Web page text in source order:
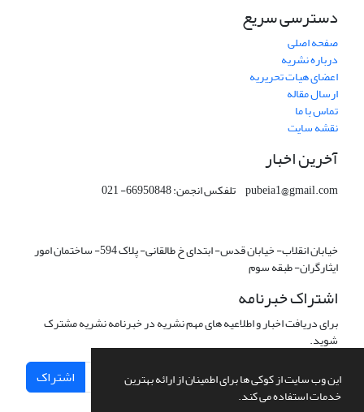
این وب سایت از کوکی ها برای اطمینان از ارائه بهترین
خدمات استفاده می کند.
دسترسی سریع
صفحه اصلی
درباره نشریه
اعضای هیات تحریریه
ارسال مقاله
تماس با ما
نقشه سایت
آخرین اخبار
pubeia1@gmail.com تلفکس انجمن: 66950848- 021
خیابان انقلاب- خیابان قدس- ابتدای خ طالقانی- پلاک 594- ساختمان امور
ایثارگران- طبقه سوم
اشتراک خبرنامه
برای دریافت اخبار و اطلاعیه های مهم نشریه در خبرنامه نشریه مشترک
شوید.
اشتراک